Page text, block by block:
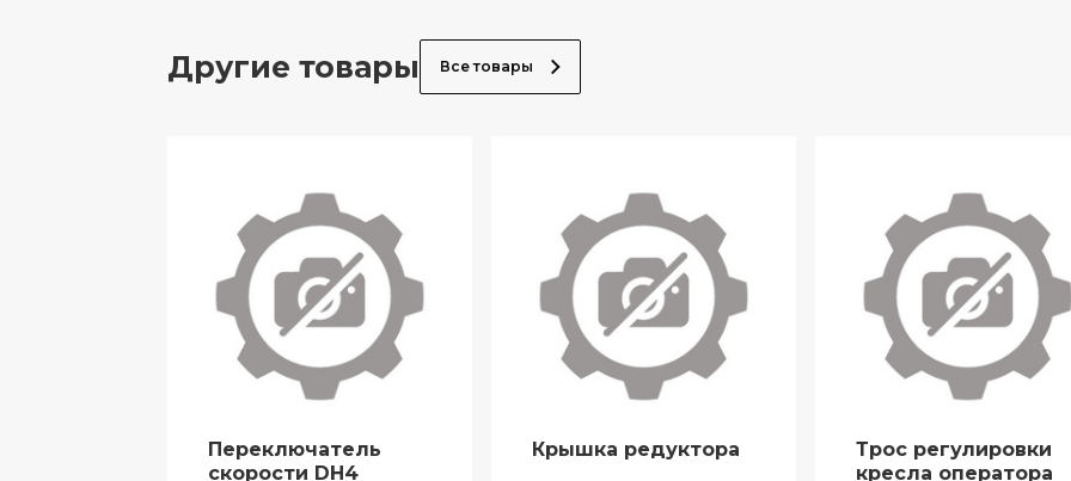
Другие товары Все товары
Переключатель
скорости DH4
Крышка редуктора
Трос регулировки
кресла оператора